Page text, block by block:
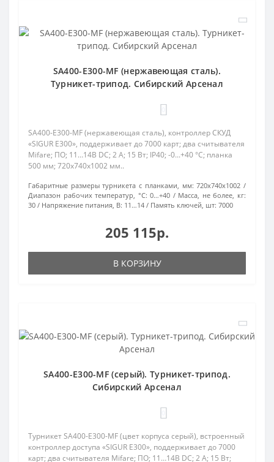
SA400-E300-MF (нержавеющая сталь).
Турникет-трипод. Сибирский Арсенал
SA400-E300-MF (нержавеющая сталь), контроллер СКУД
«SIGUR Е300», поддерживает до 7000 карт; два считывателя
Mifare; ПО; 11…14В DC; 2 А; 15 Вт; IP40; -0...+40 °C; планка
500 мм; 720х740х1002 мм..
Габаритные размеры турникета с планками, мм: 720x740x1002
Диапазон рабочих температур, °С: 0…+40
Масса, не более, кг:
30
Напряжение питания, В: 11…14 Память ключей, шт: 7000
205 115р.
В КОРЗИНУ
SA400-E300-MF (серый). Турникет-трипод.
Сибирский Арсенал
Турникет SA400-E300-MF (цвет корпуса серый), встроенный
контроллер доступа «SIGUR E300», поддерживает до 7000
карт; два считывателя Mifare; ПО; 11…14В DC; 2 А; 15 Вт;